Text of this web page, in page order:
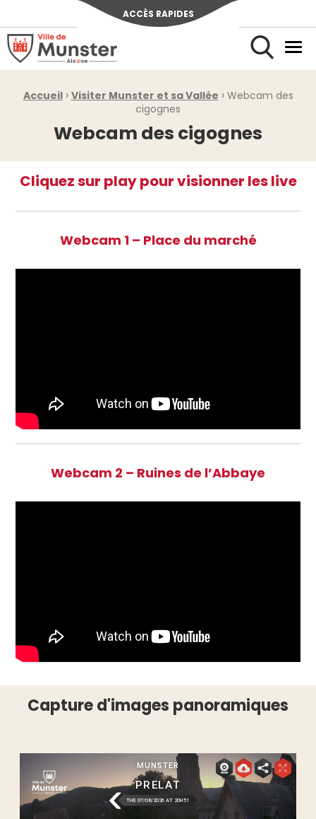
ACCÈS RAPIDES
Ville de Munster (Alsace) Située au cœur de l’Alsace et de
Rechercher
Fil d'Ariane :
Accueil › Visiter Munster et sa Vallée › Webcam des
cigognes
Webcam des cigognes
Cliquez sur play pour visionner les live
Webcam 1 – Place du marché
Webcam 2 – Ruines de l’Abbaye
Capture d'images panoramiques